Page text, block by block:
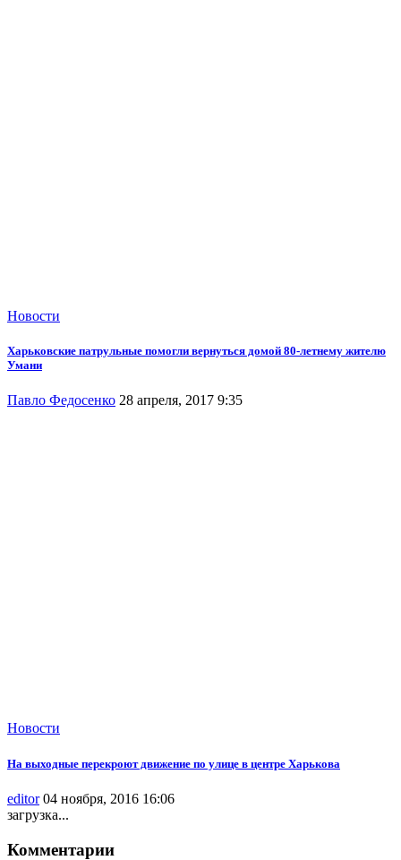
Новости
Харьковские патрульные помогли вернуться домой 80-летнему жителю
Умани
Павло Федосенко 28 апреля, 2017 9:35
Новости
На выходные перекроют движение по улице в центре Харькова
editor 04 ноября, 2016 16:06
загрузка...
Комментарии